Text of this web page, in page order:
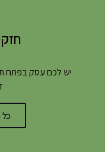
יש לכם עסק בפתח
כל